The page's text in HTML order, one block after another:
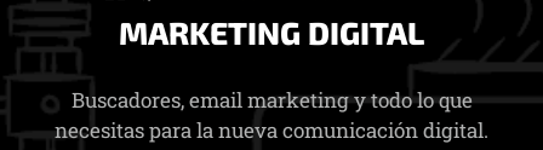
MARKETING DIGITAL
Buscadores, email marketing y todo lo que
necesitas para la nueva comunicación digital.